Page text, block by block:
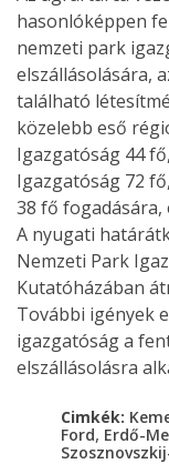
hasonlóképpen
nemzeti park
elszállásolására,
található
közelebb eső
Igazgatóság 44
Igazgatóság 72
38 fő
A nyugati
Nemzeti Park
Kutatóházában
További igények
igazgatóság a
elszállásolásra
Cimkék:
Ford, Erdő-